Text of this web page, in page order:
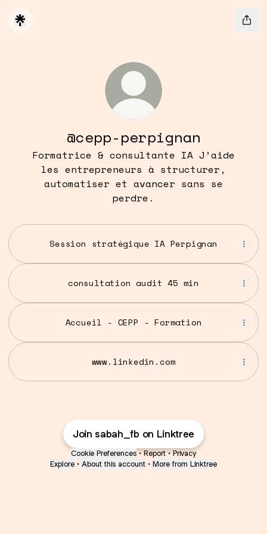
@cepp-perpignan
Formatrice & consultante IA J’aide
les entrepreneurs à structurer,
automatiser et avancer sans se
perdre.
Session stratégique IA Perpignan
consultation audit 45 min
Accueil - CEPP - Formation
www.linkedin.com
Join sabah_fb on Linktree
Cookie Preferences • Report • Privacy
Explore • About this account • More from Linktree